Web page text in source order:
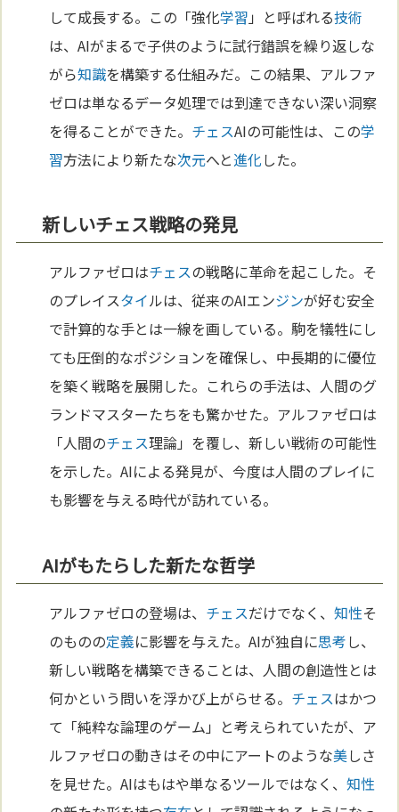
して成長する。この「強化学習 」と呼ばれる技術
は、AIがまるで子供のように試行錯誤を繰り返しな
がら知識を構築する仕組みだ。この結果、アルファ
ゼロは単なるデータ処理では到達できない深い洞察
を得ることができた。 チェスAIの可能性は、この学
習方法により新たな次元へと進化した。
新しいチェス戦略の発見
アルファゼロはチェスの戦略に革命を起こした。そ
のプレイスタイルは、従来のAIエンジンが好む安全
で計算的な手とは一線を画している。駒を犠牲にし
ても圧倒的なポジションを確保し、中長期的に優位
を築く戦略を展開した。これらの手法は、人間のグ
ランドマスターたちをも驚かせた。アルファゼロは
「人間のチェス理論」を覆し、新しい戦術の可能性
を示した。AIによる発見が、今度は人間のプレイに
も影響を与える時代が訪れている。
AIがもたらした新たな哲学
アルファゼロの登場は、 チェスだけでなく、知性そ
のものの定義に影響を与えた。AIが独自に思考し、
新しい戦略を構築できることは、人間の創造性とは
何かという問いを浮かび上がらせる。 チェスはかつ
て「純粋な論理のゲーム」と考えられていたが、ア
ルファゼロの動きはその中にアートのような美しさ
を見せた。AIはもはや単なるツールではなく、知性